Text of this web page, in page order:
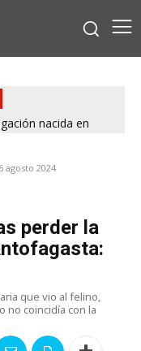
nacida en
nuevo episodio
agosto 2024
perder la
que vio al felino,
no coincidía con la